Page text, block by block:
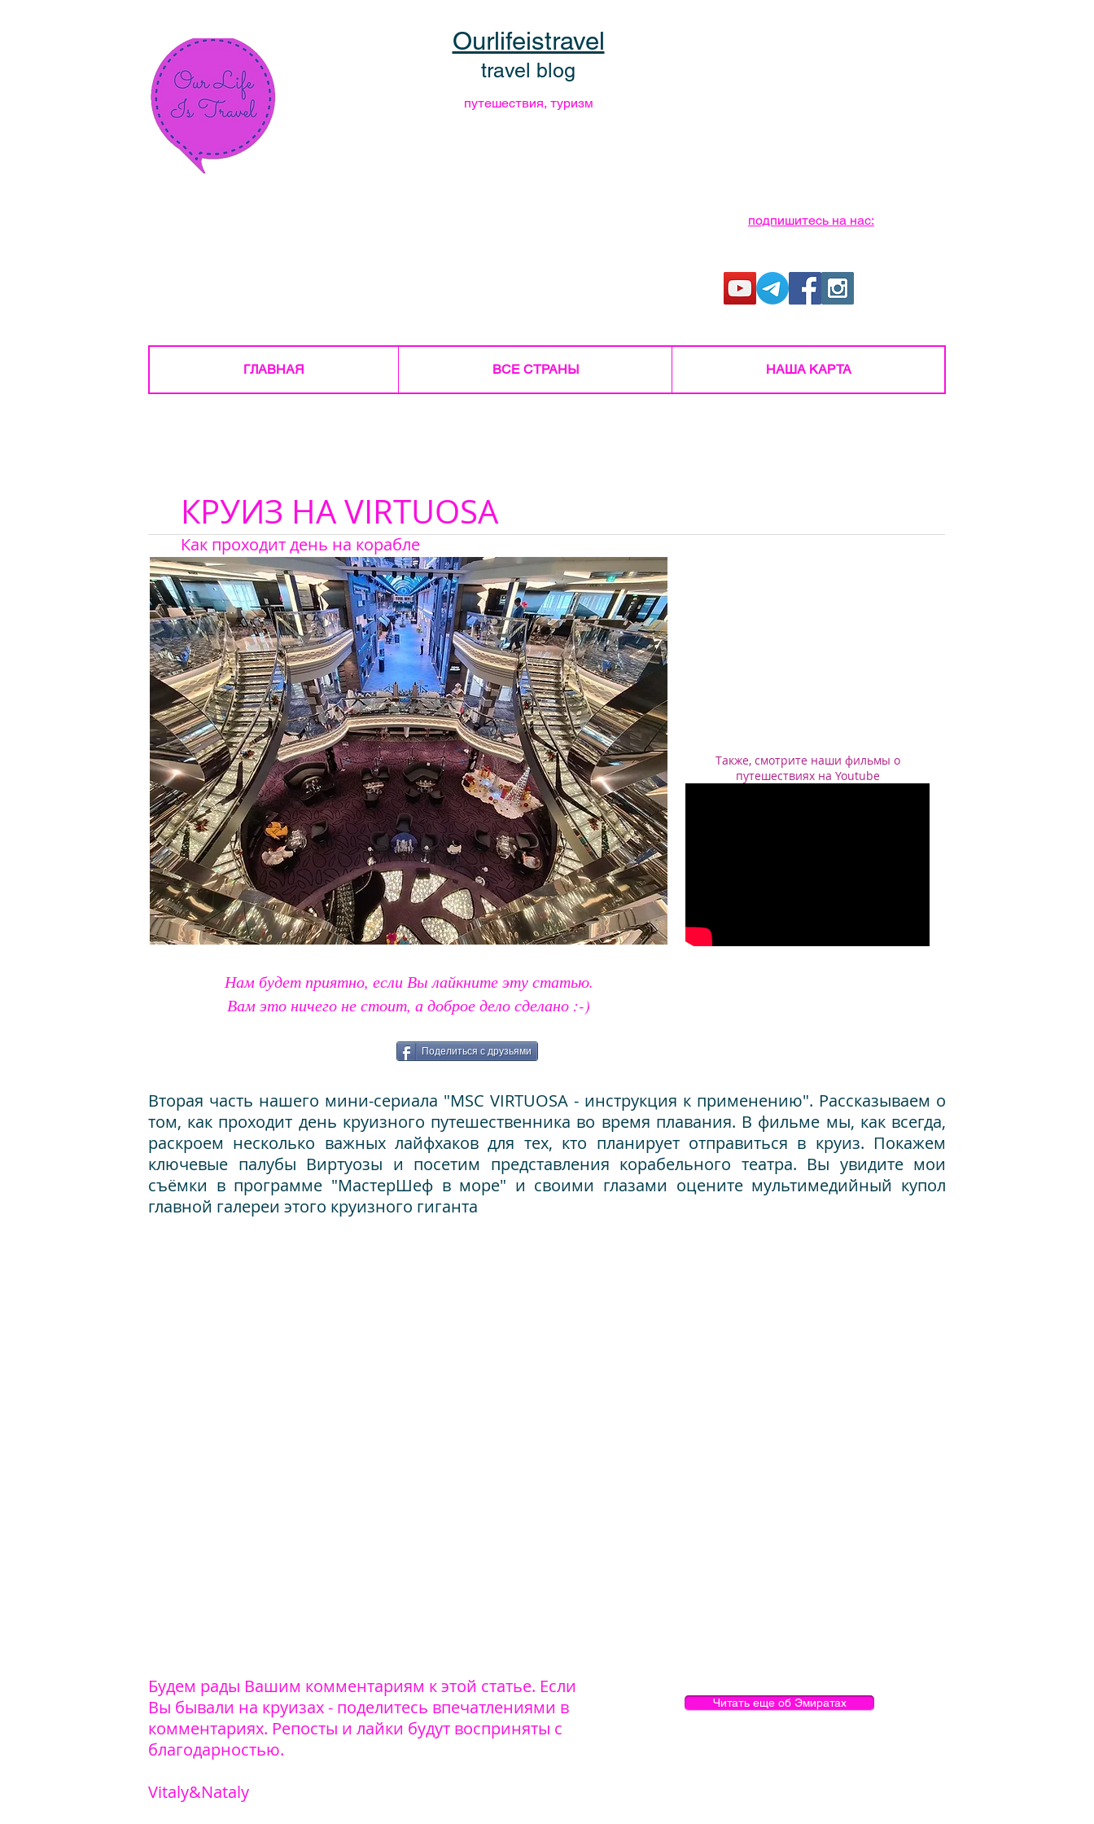
Ourlifeistravel
travel blog
путешествия, туризм
подпишитесь на нас:
ГЛАВНАЯ ВСЕ СТРАНЫ НАША КАРТА
КРУИЗ НА VIRTUOSA
Как проходит день на корабле
Также, смотрите наши фильмы о
путешествиях на Youtube
Нам будет приятно, если Вы лайкните эту статью.
Вам это ничего не стоит, а доброе дело сделано :-)
Поделиться с друзьями
Вторая часть нашего мини-сериала "MSC VIRTUOSA - инструкция к применению". Рассказываем о
том, как проходит день круизного путешественника во время плавания. В фильме мы, как всегда,
раскроем несколько важных лайфхаков для тех, кто планирует отправиться в круиз. Покажем
ключевые палубы Виртуозы и посетим представления корабельного театра. Вы увидите мои
съёмки в программе "МастерШеф в море" и своими глазами оцените мультимедийный купол
главной галереи этого круизного гиганта
Будем рады Вашим комментариям к этой статье. Если
Вы бывали на круизах - поделитесь впечатлениями в
комментариях. Репосты и лайки будут восприняты с
благодарностью.
Vitaly&Nataly
Читать еще об Эмиратах